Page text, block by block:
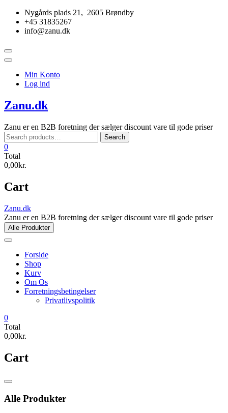
Skip
content
Nygårds plads 21, 2605 Brøndby
+45 31835267
info@zanu.dk
Topbar
Menu
Min Konto
Log ind
Zanu.dk
Zanu er en B2B foretning der sælger discount vare til gode priser
Search
for:
Search
0
Total
0,00kr.
Cart
Zanu.dk
Zanu er en B2B foretning der sælger discount vare til gode priser
Alle Produkter
Forside
Shop
Kurv
Om Os
Forretningsbetingelser
Privatlivspolitik
0
Total
0,00kr.
Cart
Catalog
Alle Produkter